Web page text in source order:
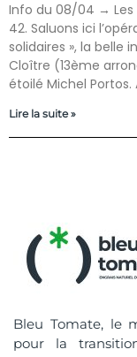
Info du 08/04 → Les
42. Saluons ici
solidaires », la belle
Cloître (13ème
étoilé Michel
Lire la suite »
Bleu Tomate, le
pour la